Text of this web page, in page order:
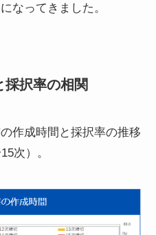
なってきました。
採択率の相関
作成時間と採択率の推移
次）。